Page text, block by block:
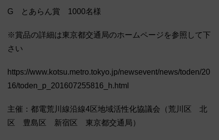
G とあらん賞 1000名様
※賞品の詳細は東京都交通局のホームページを参照して下
さい
https://www.kotsu.metro.tokyo.jp/newsevent/news/toden/20
16/toden_p_201607255816_h.html
主催：都電荒川線沿線4区地域活性化協議会（荒川区 北
区 豊島区 新宿区 東京都交通局）